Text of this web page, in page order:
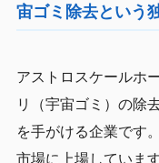
宙ゴミ除去という
アストロスケールホ
リ（宇宙ゴミ）の除
を手がける企業です
市場に上場していま